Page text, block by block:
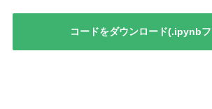
コードをダウンロード(.ipynb